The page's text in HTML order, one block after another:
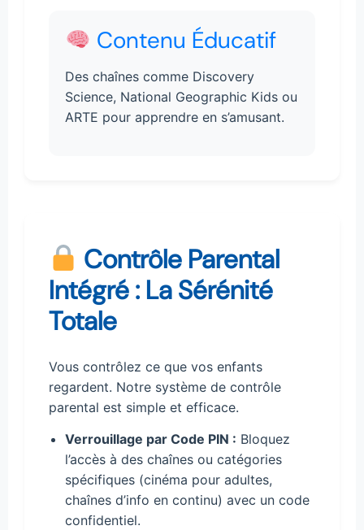
Contenu Éducatif
Des chaînes comme Discovery
Science, National Geographic Kids ou
ARTE pour apprendre en s’amusant.
Contrôle Parental
Intégré : La Sérénité
Totale
Vous contrôlez ce que vos enfants
regardent. Notre système de contrôle
parental est simple et efficace.
Verrouillage par Code PIN : Bloquez
l’accès à des chaînes ou catégories
spécifiques (cinéma pour adultes,
chaînes d’info en continu) avec un code
confidentiel.